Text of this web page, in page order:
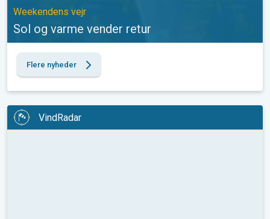
Weekendens vejr
Sol og varme vender retur
Flere nyheder
VindRadar